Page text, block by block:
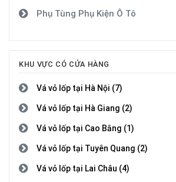
Phụ Tùng Phụ Kiện Ô Tô
KHU VỰC CÓ CỬA HÀNG
Vá vỏ lốp tại Hà Nội (7)
Vá vỏ lốp tại Hà Giang (2)
Vá vỏ lốp tại Cao Bằng (1)
Vá vỏ lốp tại Tuyên Quang (2)
Vá vỏ lốp tại Lai Châu (4)